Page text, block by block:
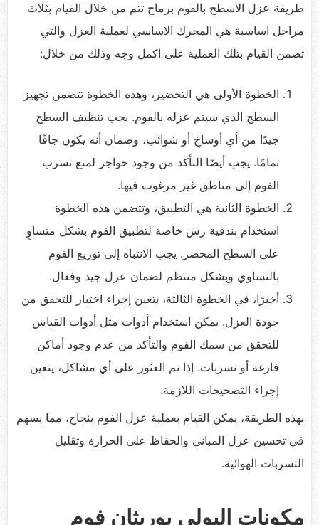
طريقة عزل الاسطح بالفوم برماح تتم من خلال القيام بثلاث
مراحل اساسية هي المحرك الاساسي لعملية العزل والتي
تضمن القيام بتلك العملية على اكمل وجه وذلك من خلال:
الخطوة الأولى هي التحضير، وهذه الخطوة تتضمن تجهيز
السطح الذي سيتم عزله بالفوم. يجب تنظيف السطح
جيدًا من أي أوساخ أو شوائب، وضمان أنه يكون جافًا
تمامًا. يجب أيضًا التأكد من وجود حواجز لمنع تسرب
الفوم إلى مناطق غير مرغوب فيها.
الخطوة الثانية هي التطبيق، وتتضمن هذه الخطوة
استخدام بندقية رش خاصة لتطبيق الفوم بشكل متساوٍ
على السطح المحضر. يجب الانتباه إلى توزيع الفوم
بالتساوي وبشكل منتظم لضمان عزل جيد وفعال.
أخيرًا، في الخطوة الثالثة، يتعين إجراء اختبار للتحقق من
جودة العزل. يمكن استخدام أدوات مثل أدوات القياس
للتحقق من سمك الفوم والتأكد من عدم وجود أماكن
فارغة أو تسربات. إذا تم العثور على أي مشاكل، يتعين
إجراء التصحيحات اللازمة.
بهذه الطريقة، يمكن القيام بعملية عزل الفوم بنجاح، مما يسهم
في تحسين عزل المباني والحفاظ على الحرارة وتقليل
التسربات الهوائية.
مكونات البولي يوريثان فوم